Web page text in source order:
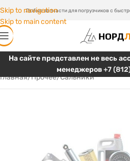
Skip to navigation
Skip to main content
Любые запчасти для погрузчиков с
На сайте представлен не весь
менеджеров+7
Главная/Прочее/Сальники